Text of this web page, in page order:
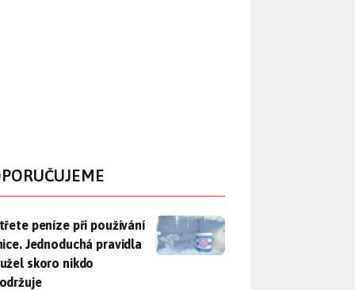
peníze při používání lednice. Jednoduchá pravidla
peníze při používání
Jednoduchá pravidla
skoro nikdo